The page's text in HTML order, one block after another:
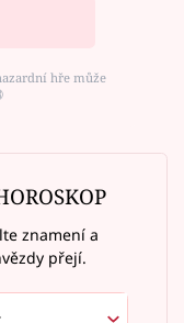
hře může
znamení a
přejí.